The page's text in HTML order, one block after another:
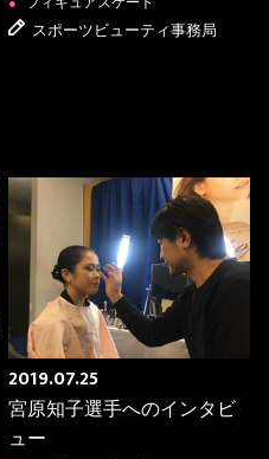
スポーツビューティ事務局
2019.07.25
宮原知子選手へのインタビ
ュー